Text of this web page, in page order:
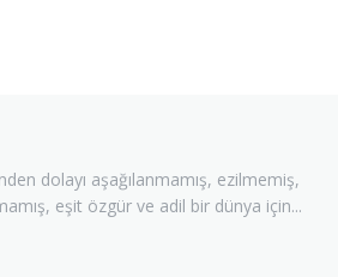
dolayı aşağılanmamış, ezilmemiş,
eşit özgür ve adil bir dünya için...